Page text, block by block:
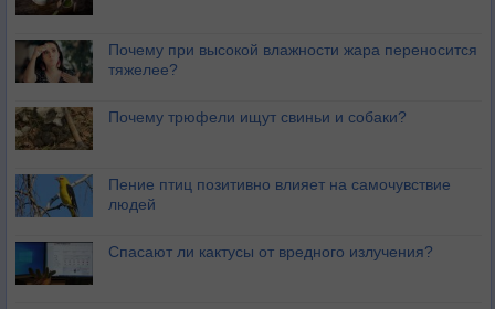
Почему при высокой влажности жара переносится
тяжелее?
Почему трюфели ищут свиньи и собаки?
Пение птиц позитивно влияет на самочувствие
людей
Спасают ли кактусы от вредного излучения?